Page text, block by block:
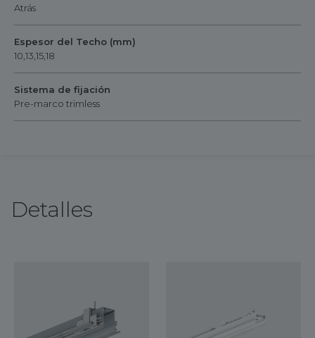
Atrás
Espesor del Techo (mm)
10,13,15,18
Sistema de fijación
Pre-marco trimless
Detalles